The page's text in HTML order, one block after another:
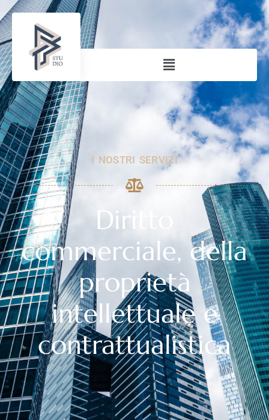
I NOSTRI SERVIZI
Diritto
commerciale, della
proprietà
intellettuale e
contrattualistica